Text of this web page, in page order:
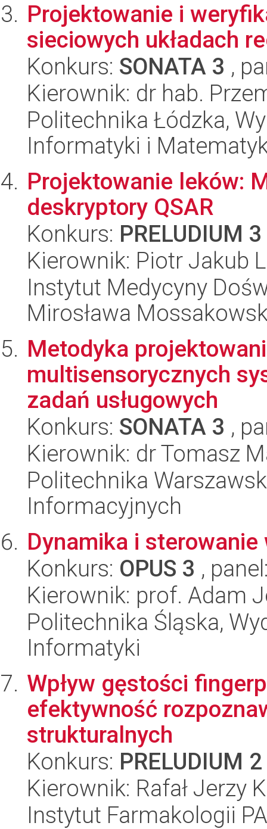
Projektowanie i
sieciowych układach
Konkurs: SONATA 3 ,
Kierownik: dr hab.
Politechnika Łódzka,
Informatyki i
Projektowanie leków:
deskryptory QSAR
Konkurs: PRELUDIUM 3
Kierownik: Piotr Jakub
Instytut Medycyny
Mirosława
Metodyka
multisensorycznych
zadań usługowych
Konkurs: SONATA 3 ,
Kierownik: dr Tomasz
Politechnika
Informacyjnych
Dynamika i sterowanie
Konkurs: OPUS 3 ,
Kierownik: prof. Adam
Politechnika Śląska,
Informatyki
Wpływ gęstości
efektywność
strukturalnych
Konkurs: PRELUDIUM 2
Kierownik: Rafał Jerzy
Instytut Farmakologii